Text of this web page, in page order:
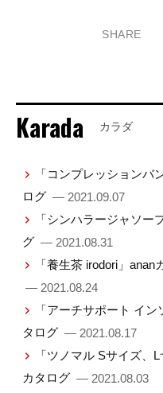
SHARE
Karada カラダ
「コンプレッションバ
ログ — 2021.09.07
「シンハラージャソー
グ — 2021.08.31
「養生茶 irodori」
— 2021.08.24
「アーチサポート イ
タログ — 2021.08.17
「ツノマル Sサイズ、
カタログ — 2021.08.03